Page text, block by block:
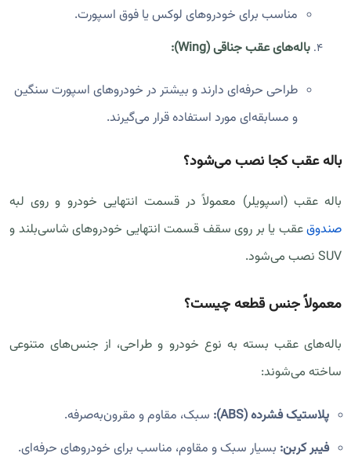
مناسب برای خودروهای لوکس یا فوق اسپورت.
باله‌های عقب جناقی (Wing):
طراحی حرفه‌ای دارند و بیشتر در خودروهای اسپورت سنگین
و مسابقه‌ای مورد استفاده قرار می‌گیرند.
باله عقب کجا نصب می‌شود؟
باله عقب (اسپویلر) معمولاً در قسمت انتهایی خودرو و روی لبه
صندوقعقب یا بر روی سقف قسمت انتهایی خودروهای شاسی‌بلند و
SUV نصب می‌شود.
معمولاً جنس قطعه چیست؟
باله‌های عقب بسته به نوع خودرو و طراحی، از جنس‌های متنوعی
ساخته می‌شوند:
پلاستیک فشرده (ABS):
سبک، مقاوم و مقرون‌به‌صرفه.
فیبر کربن: بسیار سبک و مقاوم، مناسب برای خودروهای حرفه‌ای.